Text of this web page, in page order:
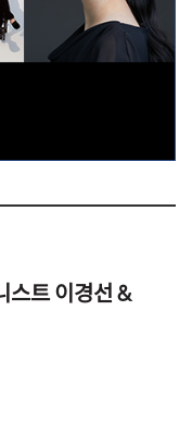
트 이경선 &